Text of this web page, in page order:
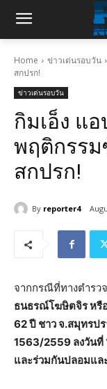
Home ข่าวเด่นรอบวัน
สกปรก!
ข่าวเด่นรอบวัน
กิมเอ็ง แอ
พฤติกรร
สกปรก!
By reporter4
จากกรณีที่ทางตำรว
ธนธรณ์โฆษิตจิร หรื
62 ปี ชาว จ.สมุทรป
1563/2559 ลงวันที่
และร่วมกันปลอมแล